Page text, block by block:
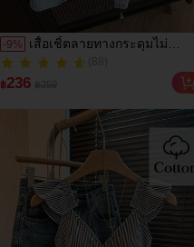
-9%
เสื้อเชิ้ตลายทางกระดุมไม่
สมมาตรหลวม ๆ สีสันสดใส
สำหรับผู้หญิง สไตล์หรูหรา น่า
รัก มินิมอล สดใส ใส่ได้ทุกวัน
ใบไม้ผลิ
(88)
200+ ขายแล้ว
฿236